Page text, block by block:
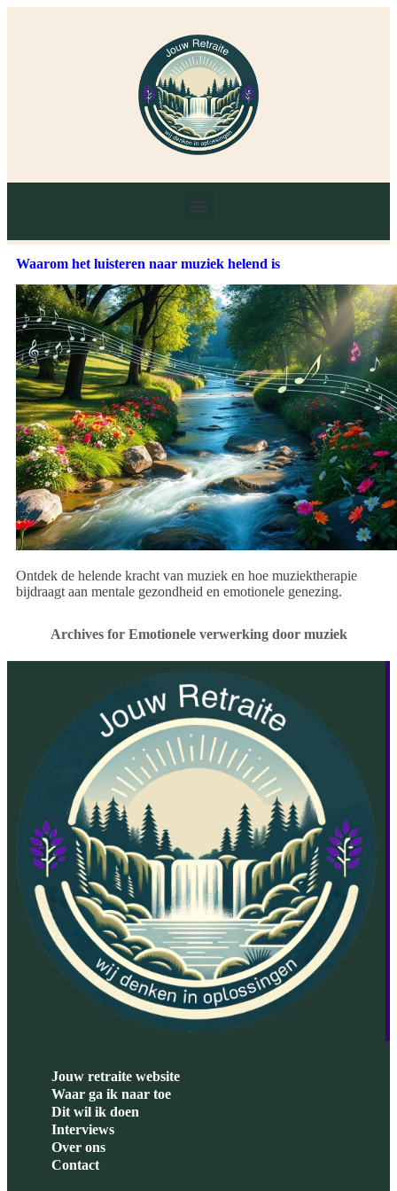
Waarom het luisteren naar muziek helend is
Ontdek de helende kracht van muziek en hoe muziektherapie
bijdraagt aan mentale gezondheid en emotionele genezing.
Archives for Emotionele verwerking door muziek
Jouw retraite website
Waar ga ik naar toe
Dit wil ik doen
Interviews
Over ons
Contact